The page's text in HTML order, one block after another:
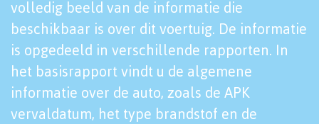
volledig beeld van de informatie die
beschikbaar is over dit voertuig. De informatie
is opgedeeld in verschillende rapporten. In
het basisrapport vindt u de algemene
informatie over de auto, zoals de APK
vervaldatum, het type brandstof en de